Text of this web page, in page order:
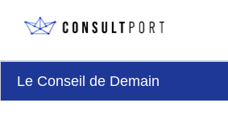
Le Conseil de Demain